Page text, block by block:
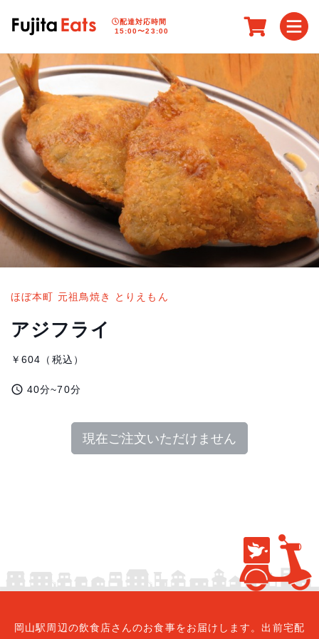
配達対応時間
15:00〜23:00
ほぼ本町 元祖鳥焼き とりえもん
アジフライ
￥604（税込）
access_time 40分~70分
現在ご注文いただけません
岡山駅周辺の飲食店さんのお食事をお届けします。出前宅配